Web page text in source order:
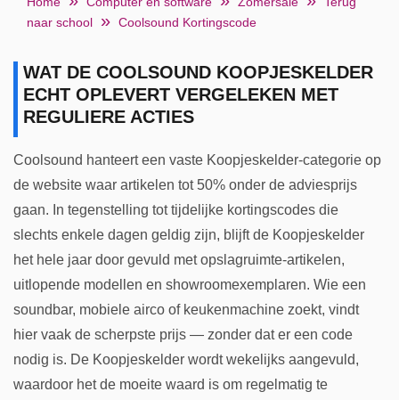
naar school
Coolsound Kortingscode
WAT DE COOLSOUND KOOPJESKELDER
ECHT OPLEVERT VERGELEKEN MET
REGULIERE ACTIES
Coolsound hanteert een vaste Koopjeskelder-categorie op
de website waar artikelen tot 50% onder de adviesprijs
gaan. In tegenstelling tot tijdelijke kortingscodes die
slechts enkele dagen geldig zijn, blijft de Koopjeskelder
het hele jaar door gevuld met opslagruimte-artikelen,
uitlopende modellen en showroomexemplaren. Wie een
soundbar, mobiele airco of keukenmachine zoekt, vindt
hier vaak de scherpste prijs — zonder dat er een code
nodig is. De Koopjeskelder wordt wekelijks aangevuld,
waardoor het de moeite waard is om regelmatig te